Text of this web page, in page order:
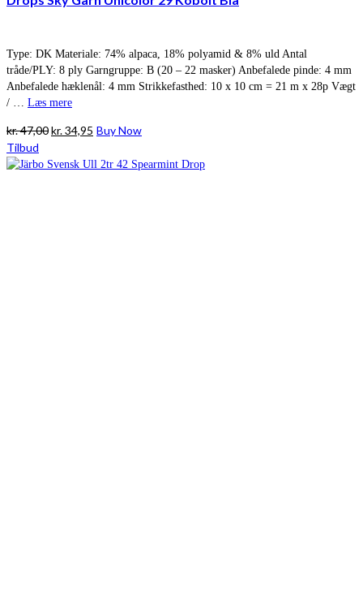
Type: DK Materiale: 74% alpaca, 18% polyamid & 8% uld Antal
tråde/PLY: 8 ply Garngruppe: B (20 – 22 masker) Anbefalede pinde: 4 mm
Anbefalede hæklenål: 4 mm Strikkefasthed: 10 x 10 cm = 21 m x 28p Vægt
/ … Læs mere
kr.47,00Den
pris
kr.34,95 Den
pris
Buy Now
Tilbud